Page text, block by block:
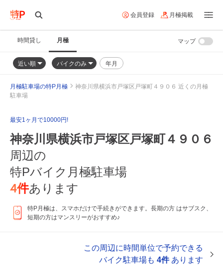
会員登録 月極掲載
時間貸し 月極
近い順 バイクのみ 年月
マップ
月極駐車場の特P月極
神奈川県横浜市戸塚区戸塚町４９０６ 近くの月極
駐車場
最安1ヶ月で10000円!
神奈川県横浜市戸塚区戸塚町４９０６
周辺の
特Pバイク月極駐車場
4件あります
特P月極は、スマホだけで手続きができます。長期の方 はサブスク、
短期の方はマンスリーがおすすめ♪
この周辺に時間単位で予約できる
バイク駐車場も 4件あります